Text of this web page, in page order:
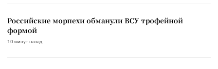
Российские морпехи обманули ВСУ трофейной
формой
10 минут назад